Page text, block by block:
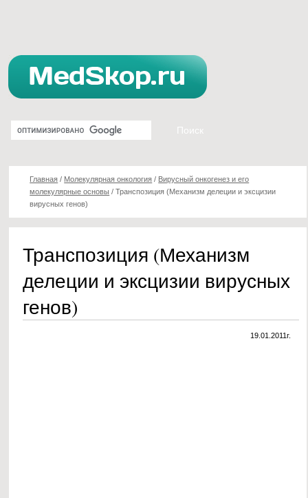
Главная / Молекулярная онкология / Вирусный онкогенез и его
молекулярные основы /Транспозиция (Механизм делеции и эксцизии
вирусных генов)
Транспозиция (Механизм
делеции и эксцизии вирусных
генов)
19.01.2011г.